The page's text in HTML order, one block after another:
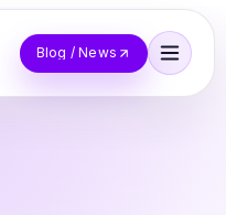
Blog / News